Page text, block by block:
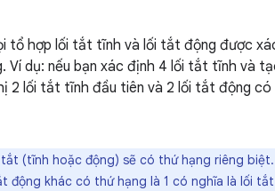
tổ hợp lối tắt tĩnh và lối tắt động được
dụ: nếu bạn xác định 4 lối tắt tĩnh và
2 lối tắt tĩnh đầu tiên và 2 lối tắt động có
(tĩnh hoặc động) sẽ có thứ hạng riêng biệt.
khác có thứ hạng là 1 có nghĩa là lối